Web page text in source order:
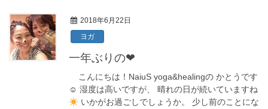
2018年6月22日
ヨガ
一年ぶりの❤︎
こんにちは！NaiuS yoga&healingの かとうです
☺︎ 湿度は高いですが、 晴れの日が続いていますね
いかがお過ごしでしょうか。 少し前のことにな